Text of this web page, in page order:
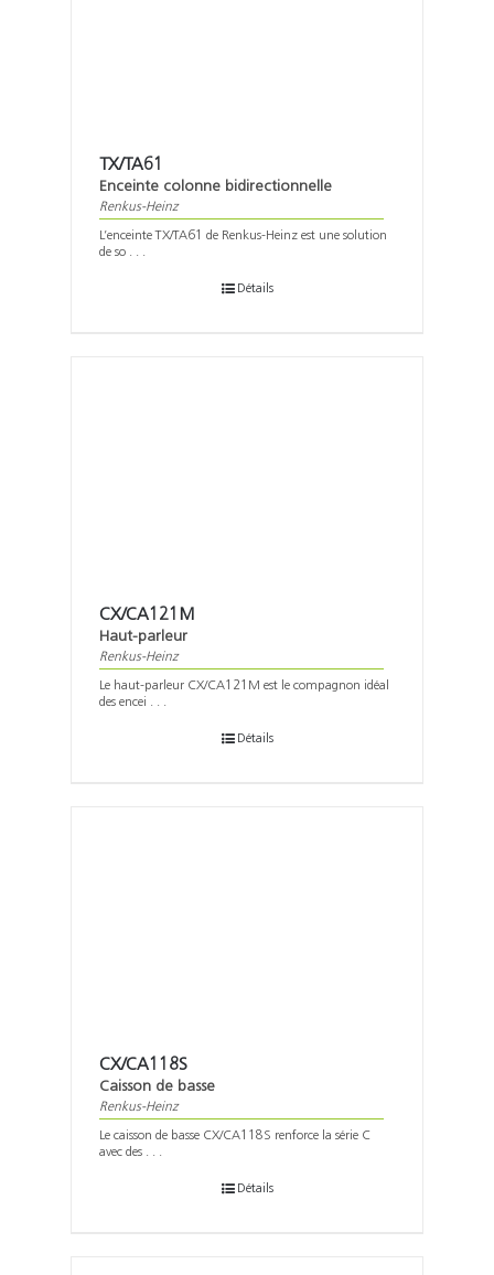
TX/TA61
Enceinte colonne bidirectionnelle
Renkus-Heinz
L’enceinte TX/TA61 de Renkus-Heinz est une solution
de so . . .
Détails
CX/CA121M
Haut-parleur
Renkus-Heinz
Le haut-parleur CX/CA121M est le compagnon idéal
des encei . . .
Détails
CX/CA118S
Caisson de basse
Renkus-Heinz
Le caisson de basse CX/CA118S renforce la série C
avec des . . .
Détails